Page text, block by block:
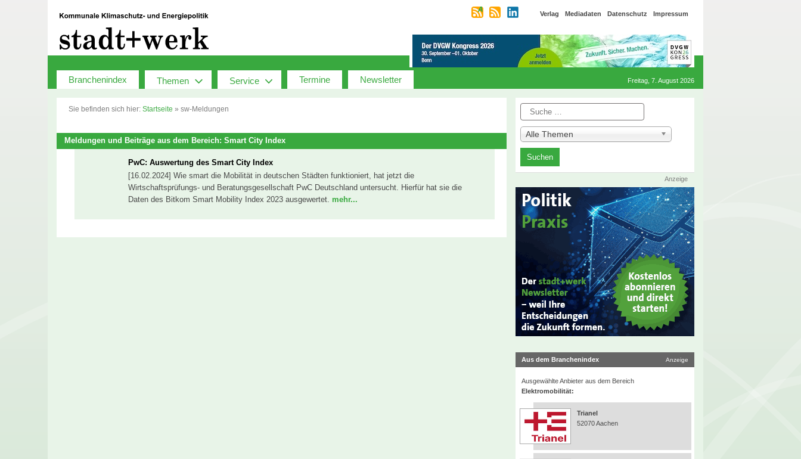
Verlag Mediadaten Datenschutz Impressum
Branchenindex Themen Service Termine Newsletter Freitag, 7. August 2026
Sie befinden sich hier: Startseite » sw-Meldungen
Meldungen und Beiträge aus dem Bereich: Smart City Index
PwC: Auswertung des Smart City Index
[16.02.2024] Wie smart die Mobilität in deutschen Städten funktioniert, hat jetzt die
Wirtschaftsprüfungs- und Beratungsgesellschaft PwC Deutschland untersucht. Hierfür hat sie die
Daten des Bitkom Smart Mobility Index 2023 ausgewertet. mehr...
Suche
Alle Themen
Anzeige
Aus dem Branchenindex Anzeige
Ausgewählte Anbieter aus dem Bereich
Elektromobilität:
Trianel
52070 Aachen